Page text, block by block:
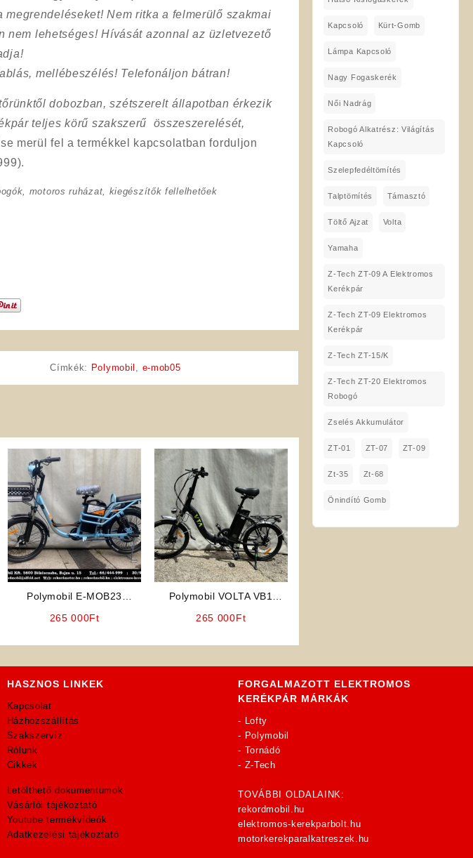
megrendeléseket! Nem ritka a felmerülő szakmai
nem lehetséges! Hívását azonnal az üzletvezető
mellébeszélés! Telefonáljon bátran!
dobozban, szétszerelt állapotban érkezik
teljes körű szakszerű összeszerelését,
merül fel a termékkel kapcsolatban forduljon
motoros ruházat, kiegészítők fellelhetőek
Címkék: Polymobil e-mob05
Polymobil E-MOB23
265 000Ft
Polymobil VOLTA VB1
265 000Ft
Kapcsoló Kürt-Gomb
Lámpa Kapcsoló
Nagy Fogaskerék
Női Nadrág
Robogó Alkatrész: Világítás
Kapcsoló
Szelepfedéltömítés
Talptömítés Támasztó
Töltő Ajzat Volta
Yamaha
Z-Tech ZT-09 A Elektromos
Kerékpár
Z-Tech ZT-09 Elektromos
Kerékpár
Z-Tech ZT-15/K
Z-Tech ZT-20 Elektromos
Robogó
Zselés Akkumulátor
ZT-01 ZT-07 ZT-09
Zt-35 Zt-68
Önindító Gomb
HASZNOS LINKEK
Kapcsolat
Házhozszállítás
Szakszerviz
Rólunk
Cikkek
Letölthető dokumentumok
Vásárlói tájékoztató
Youtube termékvideók
Adatkezelési tájékoztató
FORGALMAZOTT ELEKTROMOS
KERÉKPÁR MÁRKÁK
- Lofty
- Polymobil
- Tornádó
- Z-Tech
TOVÁBBI OLDALAINK:
rekordmobil.hu
elektromos-kerekparbolt.hu
motorkerekparalkatreszek.hu